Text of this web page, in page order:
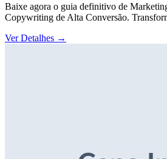
Baixe agora o guia definitivo de
Copywriting de Alta Conversão.
Ver Detalhes →